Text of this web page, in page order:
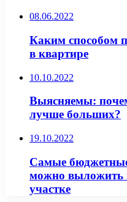
08.06.2022
Каким способом
в квартире
10.10.2022
Выясняемы:
лучше больших?
19.10.2022
Самые
можно выложить
участке